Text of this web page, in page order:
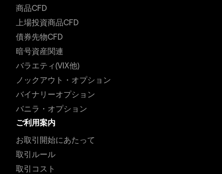
商品CFD
上場投資商品CFD
債券先物CFD
暗号資産関連
バラエティ(VIX他)
ノックアウト・オプション
バイナリーオプション
バニラ・オプション
ご利用案内
お取引開始にあたって
取引ルール
取引コスト